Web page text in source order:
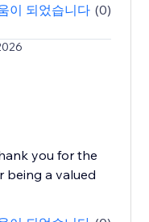
이 되었습니다 (0)
you for the
being a valued